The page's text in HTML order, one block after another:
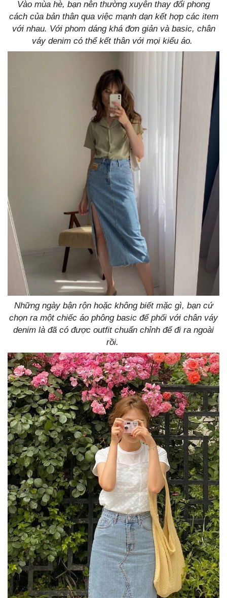
Vào mùa hè, bạn nên thường xuyên thay đổi phong
cách của bản thân qua việc mạnh dạn kết hợp các item
với nhau. Với phom dáng khá đơn giản và basic, chân
váy denim có thể kết thân với mọi kiểu áo.
Những ngày bận rộn hoặc không biết mặc gì, bạn cứ
chọn ra một chiếc áo phông basic để phối với chân váy
denim là đã có được outfit chuẩn chỉnh để đi ra ngoài
rồi.